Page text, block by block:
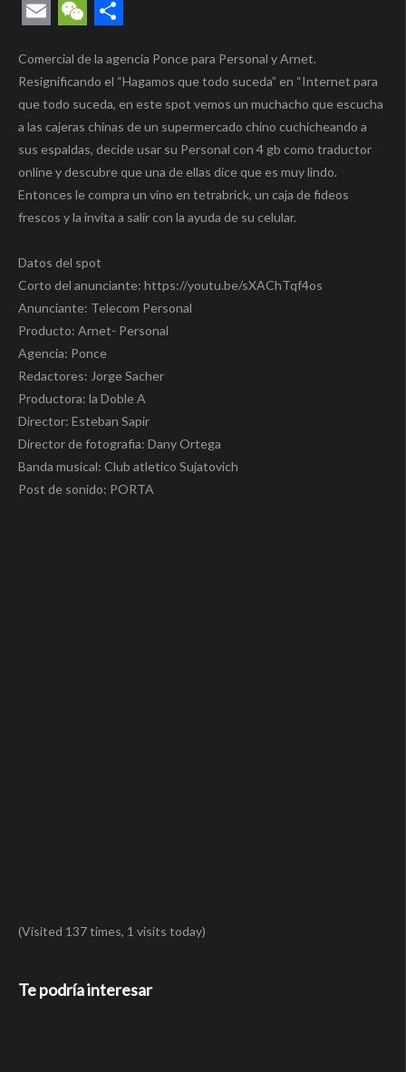
Facebook
TwitterWhatsApp
Comercial de la agencia Ponce para Personal y Arnet.
Resignificando el “Hagamos que todo suceda” en “Internet para
que todo suceda, en este spot vemos un muchacho que escucha
a las cajeras chinas de un supermercado chino cuchicheando a
sus espaldas, decide usar su Personal con 4 gb como traductor
online y descubre que una de ellas dice que es muy lindo.
Entonces le compra un vino en tetrabrick, un caja de fideos
frescos y la invita a salir con la ayuda de su celular.
Datos del spot
Corto del anunciante: https://youtu.be/sXAChTqf4os
Anunciante: Telecom Personal
Producto: Arnet- Personal
Agencia: Ponce
Redactores: Jorge Sacher
Productora: la Doble A
Director: Esteban Sapir
Director de fotografia: Dany Ortega
Banda musical: Club atletico Sujatovich
Post de sonido: PORTA
(Visited 137 times, 1 visits today)
Te podría interesar